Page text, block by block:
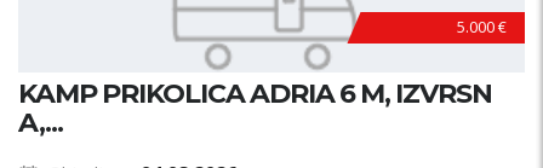
5.000 €
KAMP PRIKOLICA ADRIA 6 M, IZVRSN
A,...